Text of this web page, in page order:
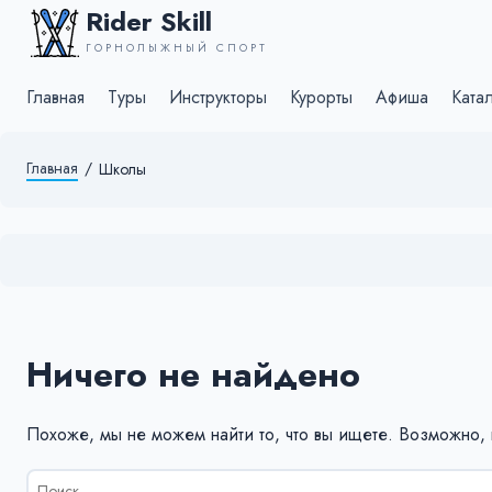
Rider Skill
ГОРНОЛЫЖНЫЙ СПОРТ
Главная Туры Инструкторы Курорты Афиша
Главная / Школы
Ничего не найдено
Похоже, мы не можем найти то, что вы ищете. Возможно,
Результаты